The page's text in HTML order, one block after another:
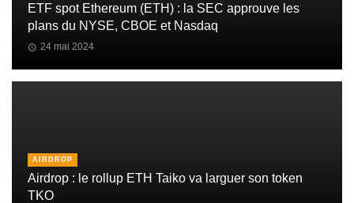
ETF spot Ethereum (ETH) : la SEC approuve les
plans du NYSE, CBOE et Nasdaq
24 mai 2024
AIRDROP
Airdrop : le rollup ETH Taiko va larguer son token
TKO